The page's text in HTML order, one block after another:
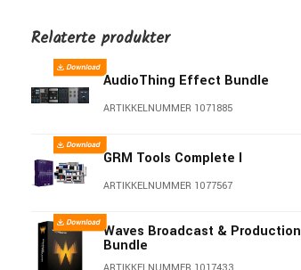
Relaterte produkter
AudioThing Effect Bundle
ARTIKKELNUMMER 1071885
GRM Tools Complete I
ARTIKKELNUMMER 1077567
Waves Broadcast & Production
Bundle